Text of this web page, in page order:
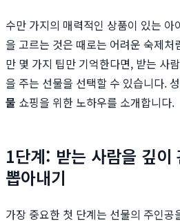
수만 가지의 매력적인 상품이 있는
을 고르는 것은 때로는 어려운 숙제처
만 몇 가지 팁만 기억한다면, 받는 사
을 주는 선물을 선택할 수 있습니다.
물 쇼핑을 위한 노하우를 소개합니다.
1단계: 받는 사람을 깊이
뽑아내기
가장 중요한 첫 단계는 선물의 주인